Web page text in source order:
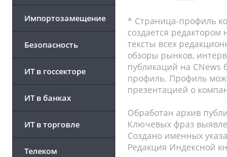
Импортозамещение
Безопасность
ИТ в госсекторе
ИТ в банках
ИТ в торговле
Телеком
* Страница-профиль
создается
тексты всех
обзоры рынков,
публикаций на CNews
профиль. Профиль
презентацией о
Обработан архив
Ключевых фраз
Создано именных
Редакция Индексной